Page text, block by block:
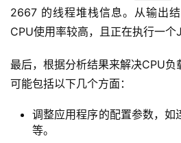
2667 的线程堆栈信息。从输出
CPU使用率较高，且正在执行一个
最后，根据分析结果来解决CPU负
可能包括以下几个方面：
调整应用程序的配置参数，如
等。